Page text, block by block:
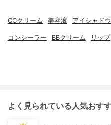
CCクリーム 美容液 アイシャドウ
コンシーラー BBクリーム リップ
よく見られている人気おす